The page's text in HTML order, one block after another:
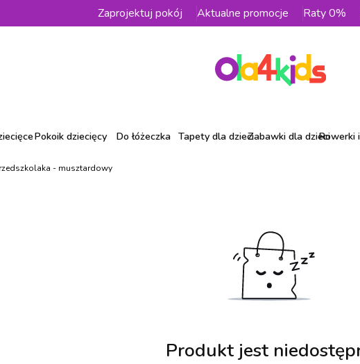
Zaprojektuj pokój Aktualne promocje Raty 0%
Pokoik dziecięcy Do łóżeczka Tapety dla dzieciZabawki dla dzieciRowerki
- musztardowy
Produkt jest